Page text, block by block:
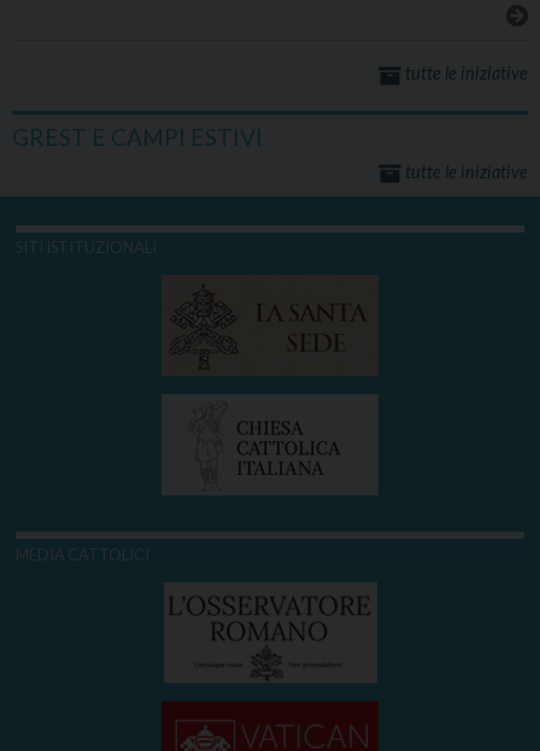
tutte le iniziative
GREST E CAMPI ESTIVI
tutte le iniziative
SITI ISTITUZIONALI
MEDIA CATTOLICI